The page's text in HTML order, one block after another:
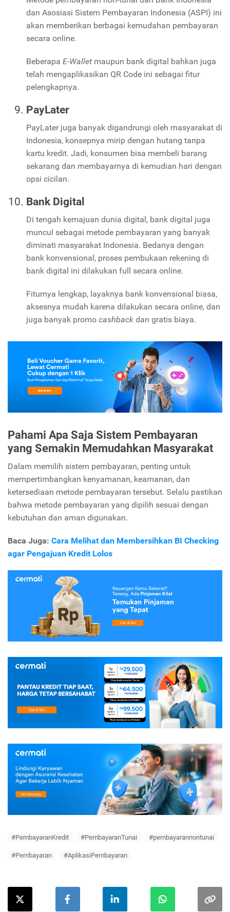
dan Asosiasi Sistem Pembayaran Indonesia (ASPI) ini
akan memberikan berbagai kemudahan pembayaran
secara online.
Beberapa E-Wallet maupun bank digital bahkan juga
telah mengaplikasikan QR Code ini sebagai fitur
pelengkapnya.
PayLater
PayLater juga banyak digandrungi oleh masyarakat di
Indonesia, konsepnya mirip dengan hutang tanpa
kartu kredit. Jadi, konsumen bisa membeli barang
sekarang dan membayarnya di kemudian hari dengan
opsi cicilan.
Bank Digital
Di tengah kemajuan dunia digital, bank digital juga
muncul sebagai metode pembayaran yang banyak
diminati masyarakat Indonesia. Bedanya dengan
bank konvensional, proses pembukaan rekening di
bank digital ini dilakukan full secara online.
Fiturnya lengkap, layaknya bank konvensional biasa,
aksesnya mudah karena dilakukan secara online, dan
juga banyak promo cashback dan gratis biaya.
Pahami Apa Saja Sistem Pembayaran
yang Semakin Memudahkan Masyarakat
Dalam memilih sistem pembayaran, penting untuk
mempertimbangkan kenyamanan, keamanan, dan
ketersediaan metode pembayaran tersebut. Selalu pastikan
bahwa metode pembayaran yang dipilih sesuai dengan
kebutuhan dan aman digunakan.
Baca Juga: Cara Melihat dan Membersihkan BI Checking
agar Pengajuan Kredit Lolos
#PembayaranKredit #PembayaranTunai #pembayarannontunai
#Pembayaran #AplikasiPembayaran